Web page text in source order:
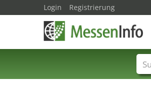
Login Registrierung